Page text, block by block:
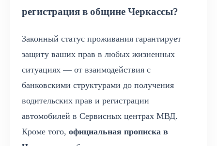
регистрация в общине Черкассы?
Законный статус проживания гарантирует
защиту ваших прав в любых жизненных
ситуациях — от взаимодействия с
банковскими структурами до получения
водительских прав и регистрации
автомобилей в Сервисных центрах МВД.
Кроме того, официальная прописка в